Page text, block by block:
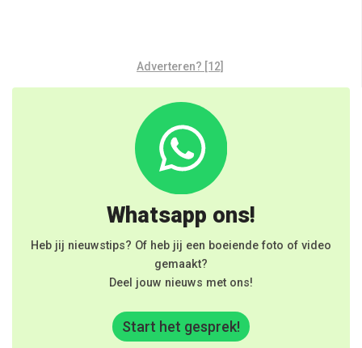
Adverteren? [12]
Whatsapp ons!
Heb jij nieuwstips? Of heb jij een boeiende foto of video
gemaakt?
Deel jouw nieuws met ons!
Start het gesprek!